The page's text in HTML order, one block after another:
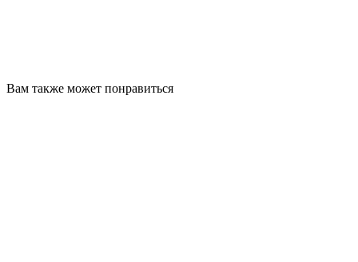
Вам также может понравиться